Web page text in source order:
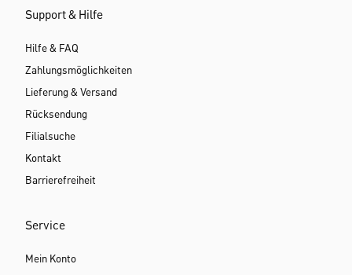
Support & Hilfe
Hilfe & FAQ
Zahlungsmöglichkeiten
Lieferung & Versand
Rücksendung
Filialsuche
Kontakt
Barrierefreiheit
Service
Mein Konto